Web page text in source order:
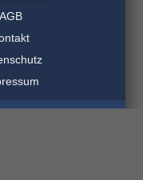
AGB